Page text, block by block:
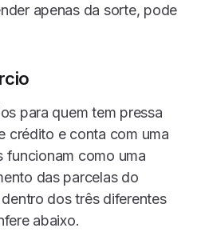
apenas da sorte, pode
para quem tem pressa
crédito e conta com uma
funcionam como uma
das parcelas do
dos três diferentes
abaixo.